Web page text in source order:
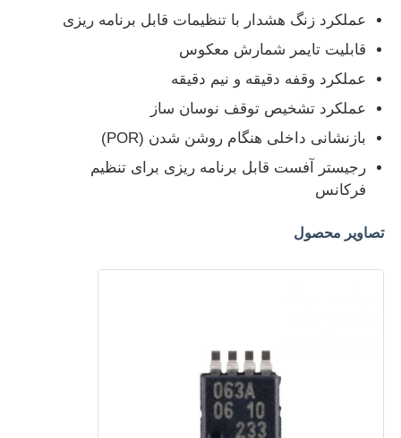
آی‌سی UART
ADC DAC
مدارهای یکپارچه RF
قطعات الکترونیکی
ماژول فرکانس رادیویی
عملکرد زنگ هشدار با تنظیمات قابل برنامه ریزی
قابلیت تایمر شمارش معکوس
عملکرد وقفه دقیقه و نیم دقیقه
عملکرد تشخیص توقف نوسان ساز
بازنشانی داخلی هنگام روشن شدن (POR)
رجیستر آفست قابل برنامه ریزی برای تنظیم
فرکانس
تصاویر محصول